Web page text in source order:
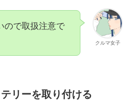
クルマ女子
ので取扱注意で
リーを取り付ける